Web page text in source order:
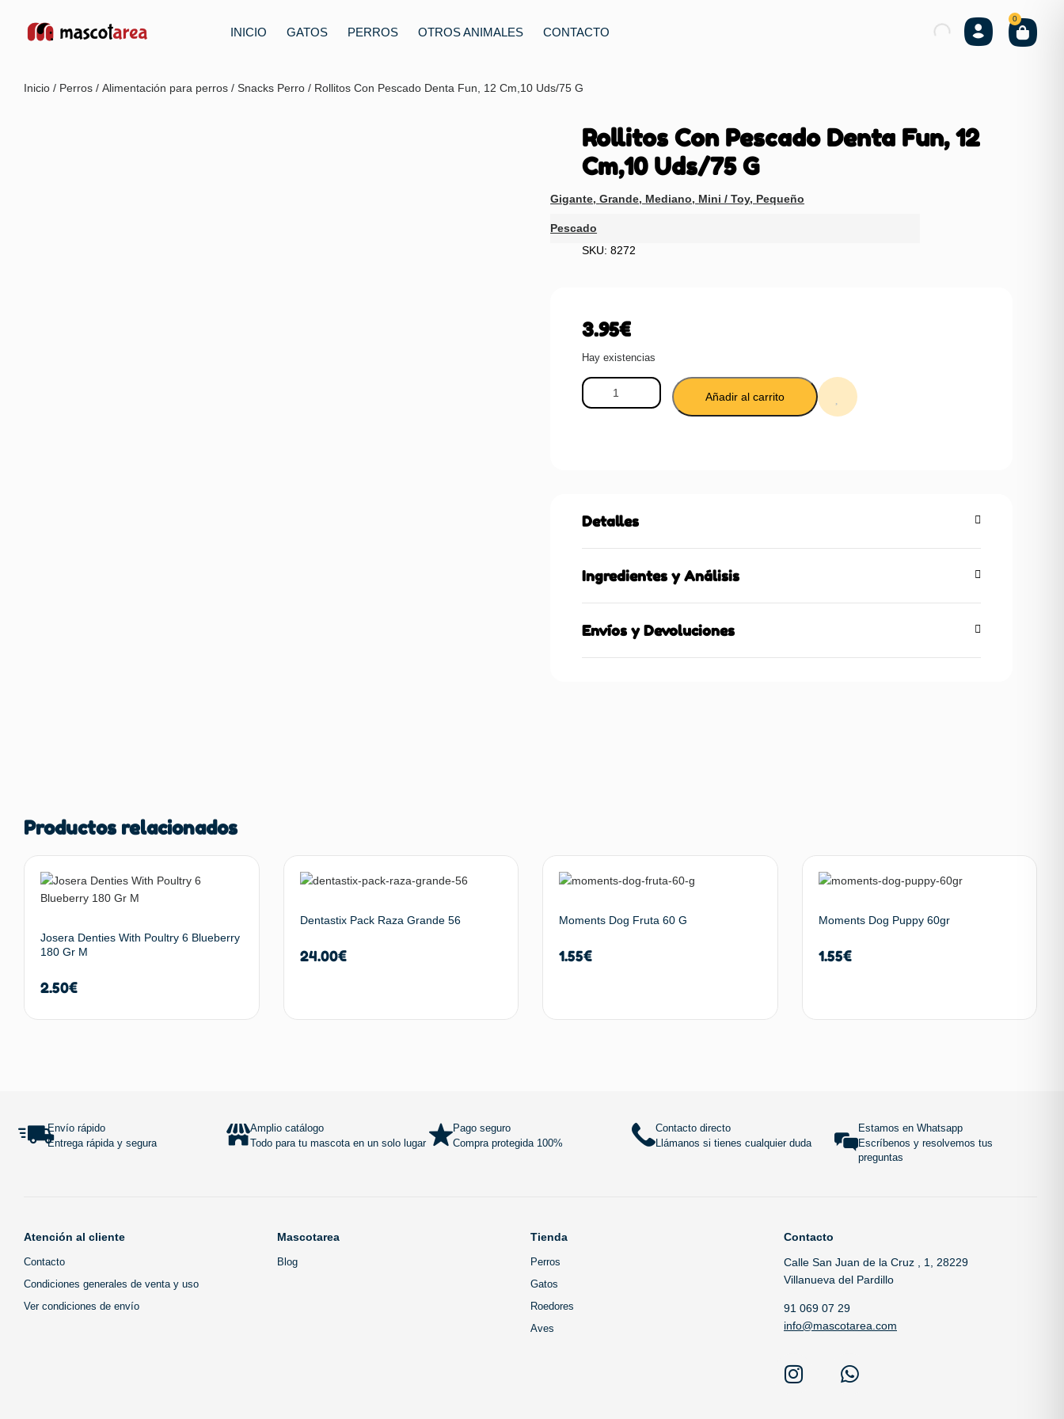
INICIO GATOS PERROS OTROS ANIMALES CONTACTO
0
Inicio / Perros / Alimentación para perros / Snacks Perro / Rollitos Con Pescado Denta Fun, 12 Cm,10 Uds/75 G
Rollitos Con Pescado Denta Fun, 12
Cm,10 Uds/75 G
Gigante,Grande, Mediano, Mini / Toy, Pequeño
Pescado
SKU: 8272
3.95€
Hay existencias
Añadir al carrito
Detalles
Ingredientes y Análisis
Envíos y Devoluciones
Productos relacionados
Josera Denties With Poultry 6 Blueberry
180 Gr M
2.50€
Dentastix Pack Raza Grande 56
24.00€
Moments Dog Fruta 60 G
1.55€
Moments Dog Puppy 60gr
1.55€
Envío rápido
Entrega rápida y segura
Amplio catálogo
Todo para tu mascota en un solo lugar
Pago seguro
Compra protegida 100%
Contacto directo
Llámanos si tienes cualquier duda
Estamos en Whatsapp
Escríbenos y resolvemos tus
preguntas
Atención al cliente
Contacto
Condiciones generales de venta y uso
Ver condiciones de envío
Mascotarea
Blog
Tienda
Perros
Gatos
Roedores
Aves
Contacto
Calle San Juan de la Cruz , 1, 28229
Villanueva del Pardillo
91 069 07 29
info@mascotarea.com